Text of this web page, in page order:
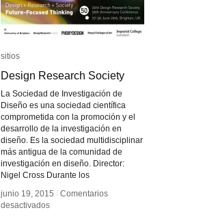
sitios
Design Research Society
La Sociedad de Investigación de
Diseño es una sociedad científica
comprometida con la promoción y el
desarrollo de la investigación en
diseño. Es la sociedad multidisciplinar
más antigua de la comunidad de
investigación en diseño. Director:
Nigel Cross Durante los
junio 19, 2015 / Comentarios
desactivadosen
sitios
Design Research Society
junio 19, 2015 / Comentarios
desactivadosen